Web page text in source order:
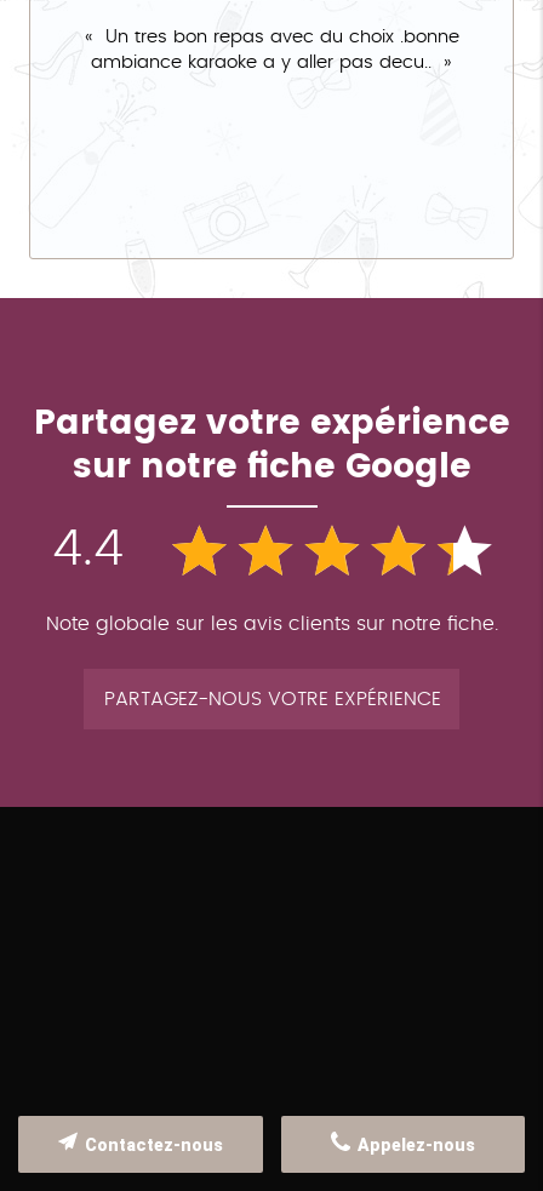
Un tres bon repas avec du choix .bonne
ambiance karaoke a y aller pas decu..
Partagez votre expérience
sur notre fiche Google
4.4
Note globale sur les avis clients sur notre fiche.
PARTAGEZ-NOUS VOTRE EXPÉRIENCE
Appelez-nous
Contactez-nous